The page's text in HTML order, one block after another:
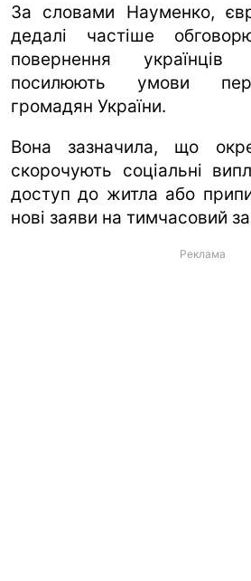
За словами Науменко,
дедалі частіше
повернення
посилюють умови
громадян України.
Вона зазначила, що
скорочують соціальні
доступ до житла або
нові заяви на тимчасовий
Реклама